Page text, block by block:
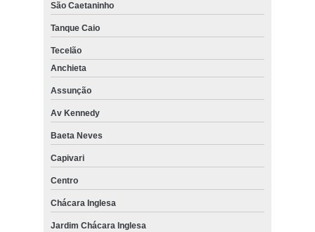
São Caetaninho
Tanque Caio
Tecelão
Anchieta
Assunção
Av Kennedy
Baeta Neves
Capivari
Centro
Chácara Inglesa
Jardim Chácara Inglesa